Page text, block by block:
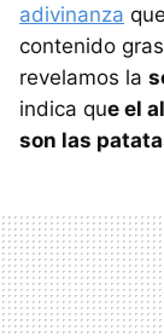
adivinanza
contenido
revelamos la
indica que el
son las